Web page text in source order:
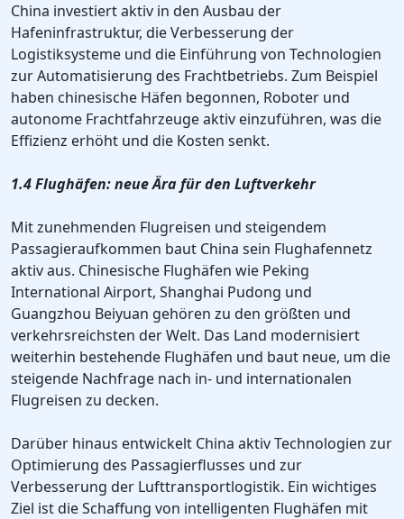
China investiert aktiv in den Ausbau der
Hafeninfrastruktur, die Verbesserung der
Logistiksysteme und die Einführung von Technologien
zur Automatisierung des Frachtbetriebs. Zum Beispiel
haben chinesische Häfen begonnen, Roboter und
autonome Frachtfahrzeuge aktiv einzuführen, was die
Effizienz erhöht und die Kosten senkt.
1.4 Flughäfen: neue Ära für den Luftverkehr
Mit zunehmenden Flugreisen und steigendem
Passagieraufkommen baut China sein Flughafennetz
aktiv aus. Chinesische Flughäfen wie Peking
International Airport, Shanghai Pudong und
Guangzhou Beiyuan gehören zu den größten und
verkehrsreichsten der Welt. Das Land modernisiert
weiterhin bestehende Flughäfen und baut neue, um die
steigende Nachfrage nach in- und internationalen
Flugreisen zu decken.
Darüber hinaus entwickelt China aktiv Technologien zur
Optimierung des Passagierflusses und zur
Verbesserung der Lufttransportlogistik. Ein wichtiges
Ziel ist die Schaffung von intelligenten Flughäfen mit